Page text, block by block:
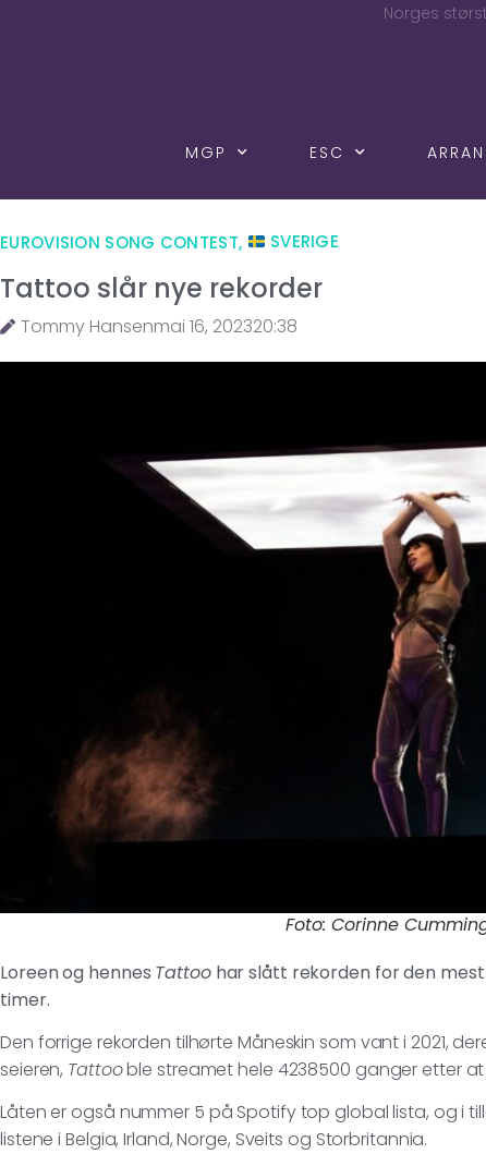
Norges
MGP ESC
EUROVISION SONG CONTEST, SVERIGE
Tattoo slår nye rekorder
Tommy Hansenmai 16, 202320:38
Foto: Corinne
Loreen og hennes Tattoohar slått rekorden for den
timer.
Den forrige rekorden tilhørte Måneskin som vant i 2021,
seieren, Tattooble streamet hele 4238500 ganger etter
Låten er også nummer 5 på Spotify top global lista, og i
listene i Belgia, Irland, Norge, Sveits og Storbritannia.